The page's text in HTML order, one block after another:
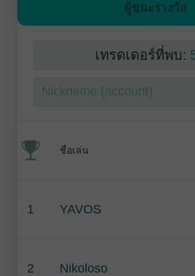
ผู้ชนะรางวัล
เทรดเดอร์ที่พบ:
ชื่อเล่น
1 YAVOS
2 Nikoloso